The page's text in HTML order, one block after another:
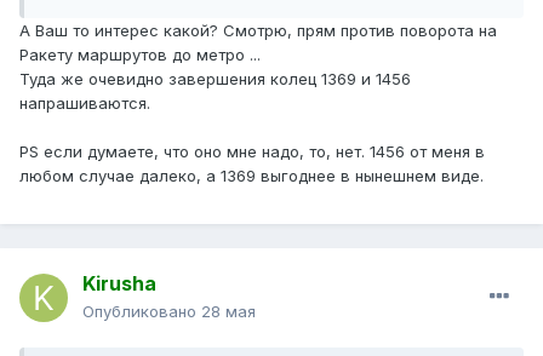
А Ваш то интерес какой? Смотрю, прям против поворота на
Ракету маршрутов до метро ...
Туда же очевидно завершения колец 1369 и 1456
напрашиваются.
PS если думаете, что оно мне надо, то, нет. 1456 от меня в
любом случае далеко, а 1369 выгоднее в нынешнем виде.
Kirusha
Опубликовано 28 мая